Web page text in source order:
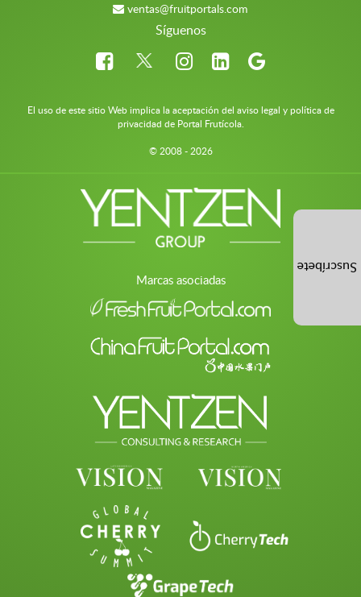
ventas@fruitportals.com
Síguenos
El uso de este sitio Web implica la aceptación del aviso legal y política de
privacidad de Portal Frutícola.
© 2008 - 2026
Marcas asociadas
Suscríbete